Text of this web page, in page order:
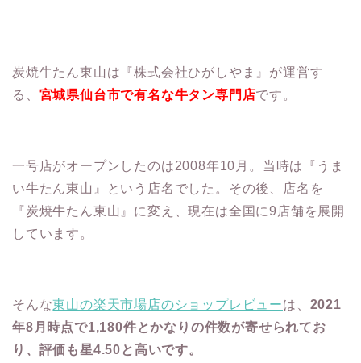
炭焼牛たん東山は『株式会社ひがしやま』が運営す
る、 宮城県仙台市で有名な牛タン専門店です。
一号店がオープンしたのは2008年10月。当時は『うま
い牛たん東山』という店名でした。その後、店名を
『炭焼牛たん東山』に変え、現在は全国に9店舗を展開
しています。
そんな東山の楽天市場店のショップレビューは、 2021
年8月時点で1,180件とかなりの件数が寄せられてお
り、評価も星4.50と高いです。